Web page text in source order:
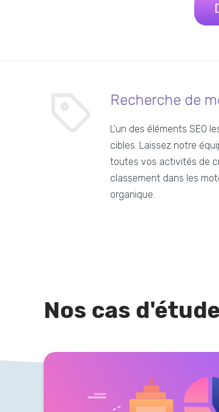
Recherche de
L’un des éléments SEO
cibles. Laissez notre
toutes vos activités de
classement dans les
organique.
Nos cas